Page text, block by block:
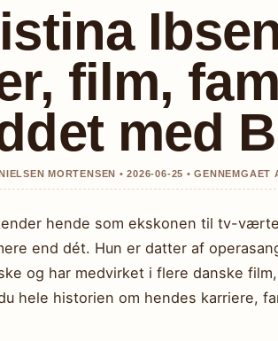
film,
med
MORTENSEN • 2026-06-25 • GENNEMGAET
hende som ekskonen til tv-
end dét. Hun er datter af
og har medvirket i flere danske
hele historien om hendes karriere,